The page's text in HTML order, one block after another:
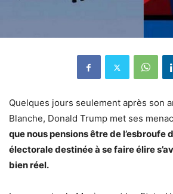
Quelques jours seulement après son
Blanche, Donald Trump met ses
que nous pensions être de l’esbroufe
électorale destinée à se faire élire
bien réel.